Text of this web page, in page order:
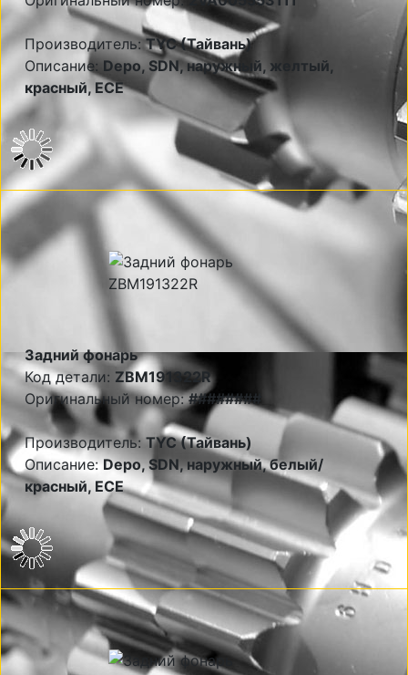
Производитель:TYC (Тайвань)
Описание: Depo, SDN, наружный, желтый,
красный, ECE
Задний фонарь
Код детали: ZBM191322R
Оригинальный номер:########
Производитель:TYC (Тайвань)
Описание:Depo, SDN, наружный, белый/
красный, ECE